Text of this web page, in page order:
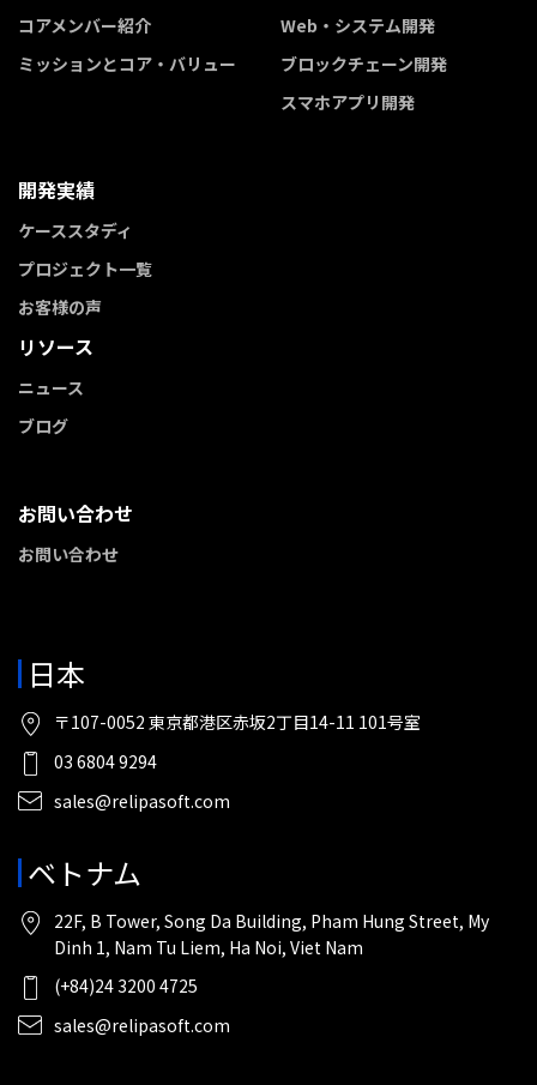
コアメンバー紹介
ミッションとコア・バリュー
Web・システム開発
ブロックチェーン開発
スマホアプリ開発
開発実績
ケーススタディ
プロジェクト一覧
お客様の声
リソース
ニュース
ブログ
お問い合わせ
お問い合わせ
日本
〒107-0052 東京都港区赤坂2丁目14-11 101号室
03 6804 9294
sales@relipasoft.com
ベトナム
22F, B Tower, Song Da Building, Pham Hung Street, My
Dinh 1, Nam Tu Liem, Ha Noi, Viet Nam
(+84)24 3200 4725
sales@relipasoft.com